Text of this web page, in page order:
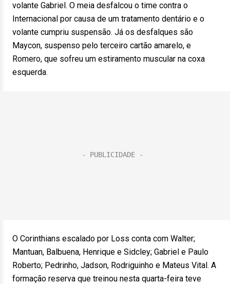
volante Gabriel. O meia desfalcou o time contra o
Internacional por causa de um tratamento dentário e o
volante cumpriu suspensão. Já os desfalques são
Maycon, suspenso pelo terceiro cartão amarelo, e
Romero, que sofreu um estiramento muscular na coxa
esquerda.
O Corinthians escalado por Loss conta com Walter;
Mantuan, Balbuena, Henrique e Sidcley; Gabriel e Paulo
Roberto; Pedrinho, Jadson, Rodriguinho e Mateus Vital. A
formação reserva que treinou nesta quarta-feira teve